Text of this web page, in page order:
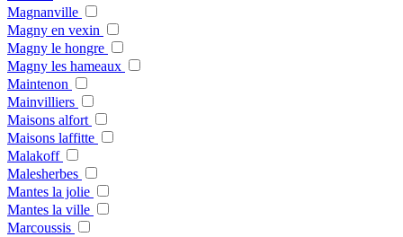
Magnanville
Magny en vexin
Magny le hongre
Magny les hameaux
Maintenon
Mainvilliers
Maisons alfort
Maisons laffitte
Malakoff
Malesherbes
Mantes la jolie
Mantes la ville
Marcoussis